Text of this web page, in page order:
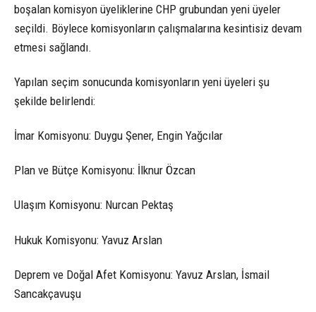
boşalan komisyon üyeliklerine CHP grubundan yeni üyeler
seçildi. Böylece komisyonların çalışmalarına kesintisiz devam
etmesi sağlandı.
Yapılan seçim sonucunda komisyonların yeni üyeleri şu
şekilde belirlendi:
İmar Komisyonu: Duygu Şener, Engin Yağcılar
Plan ve Bütçe Komisyonu: İlknur Özcan
Ulaşım Komisyonu: Nurcan Pektaş
Hukuk Komisyonu: Yavuz Arslan
Deprem ve Doğal Afet Komisyonu: Yavuz Arslan, İsmail
Sancakçavuşu